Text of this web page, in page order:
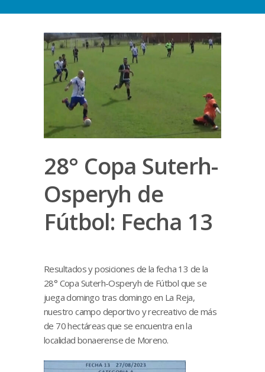
28° Copa Suterh-
Osperyh de
Fútbol: Fecha 13
Resultados y posiciones de la fecha 13 de la
28° Copa Suterh-Osperyh de Fútbol que se
juega domingo tras domingo en La Reja,
nuestro campo deportivo y recreativo de más
de 70 hectáreas que se encuentra en la
localidad bonaerense de Moreno.